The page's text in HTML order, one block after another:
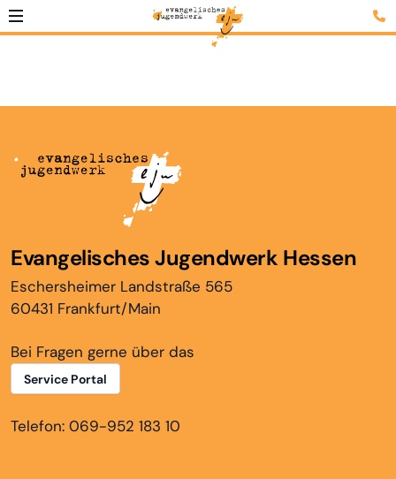
Evangelisches Jugendwerk Hessen
Eschersheimer Landstraße 565
60431 Frankfurt/Main
Bei Fragen gerne über das
Service Portal
Telefon: 069-952 183 10